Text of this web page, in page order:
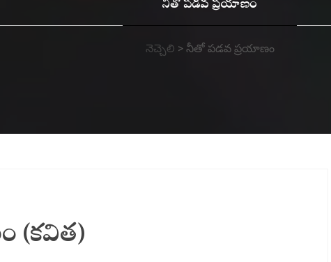
నీతో పడవ ప్రయాణం
నెచ్చెలి > నీతో పడవ ప్రయాణం
(కవిత)